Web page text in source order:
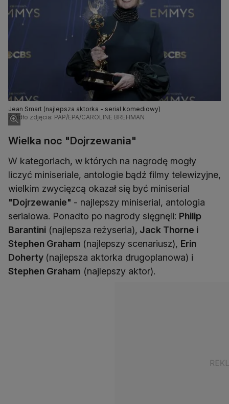
Jean Smart (najlepsza aktorka - serial komediowy)
Źródło zdjęcia: PAP/EPA/CAROLINE BREHMAN
Wielka noc "Dojrzewania"
W kategoriach, w których na nagrodę mogły
liczyć miniseriale, antologie bądź filmy telewizyjne,
wielkim zwycięzcą okazał się być miniserial
"Dojrzewanie" - najlepszy miniserial, antologia
serialowa. Ponadto po nagrody sięgnęli: Philip
Barantini (najlepsza reżyseria), Jack Thorne i
Stephen Graham (najlepszy scenariusz), Erin
Doherty (najlepsza aktorka drugoplanowa) i
Stephen Graham (najlepszy aktor).